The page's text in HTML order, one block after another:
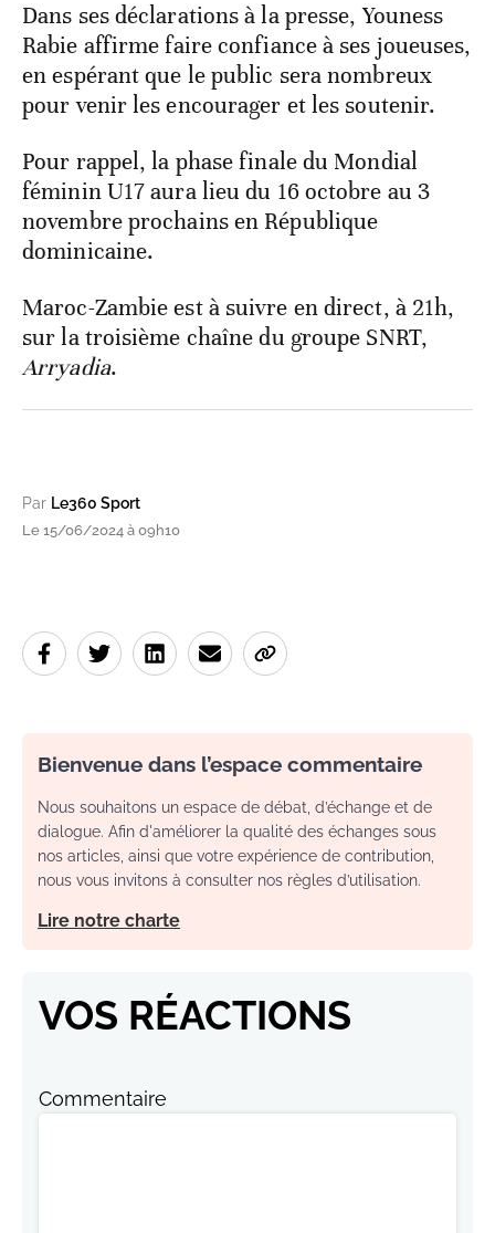
Dans ses déclarations à la presse, Youness
Rabie affirme faire confiance à ses joueuses,
en espérant que le public sera nombreux
pour venir les encourager et les soutenir.
Pour rappel, la phase finale du Mondial
féminin U17 aura lieu du 16 octobre au 3
novembre prochains en République
dominicaine.
Maroc-Zambie est à suivre en direct, à 21h,
sur la troisième chaîne du groupe SNRT,
Arryadia.
Par Le360 Sport
Le 15/06/2024 à 09h10
Bienvenue dans l’espace commentaire
Nous souhaitons un espace de débat, d’échange et de
dialogue. Afin d'améliorer la qualité des échanges sous
nos articles, ainsi que votre expérience de contribution,
nous vous invitons à consulter nos règles d’utilisation.
Lire notre charte
VOS RÉACTIONS
Commentaire